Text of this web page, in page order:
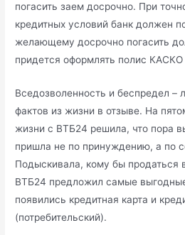
погасить заем досрочно. При
кредитных условий банк должен
желающему досрочно погасить
придется оформлять полис КАСКО
Вседозволенность и беспредел –
фактов из жизни в отзыве. На
жизни с ВТБ24 решила, что пора
пришла не по принуждению, а по
Подыскивала, кому бы продаться
ВТБ24 предложил самые
появились кредитная карта и
(потребительский).